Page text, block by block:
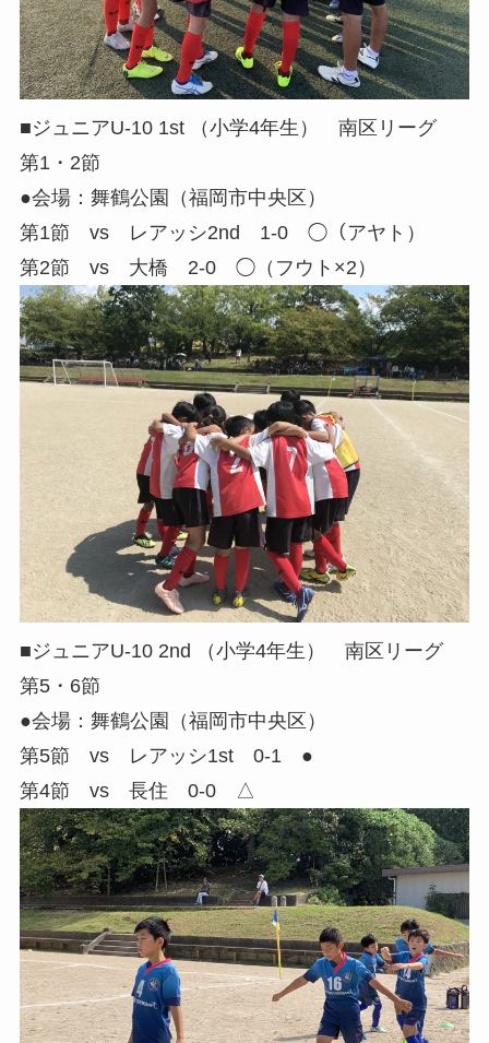
■ジュニアU-10 1st （小学4年生） 南区リーグ
第1・2節
●会場：舞鶴公園（福岡市中央区）
第1節 vs レアッシ2nd 1-0 ◯（アヤト）
第2節 vs 大橋 2-0 ◯（フウト×2）
■ジュニアU-10 2nd （小学4年生） 南区リーグ
第5・6節
●会場：舞鶴公園（福岡市中央区）
第5節 vs レアッシ1st 0-1 ●
第4節 vs 長住 0-0 △